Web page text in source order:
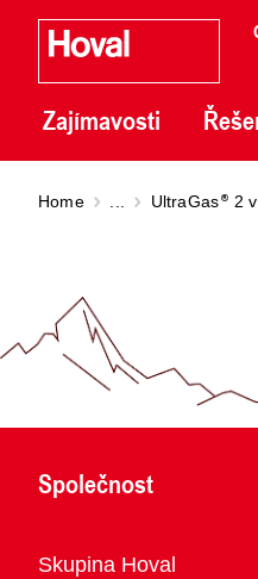
Zajímavosti
Home UltraGas 2
Společnost
Přehled
Skupina Hoval